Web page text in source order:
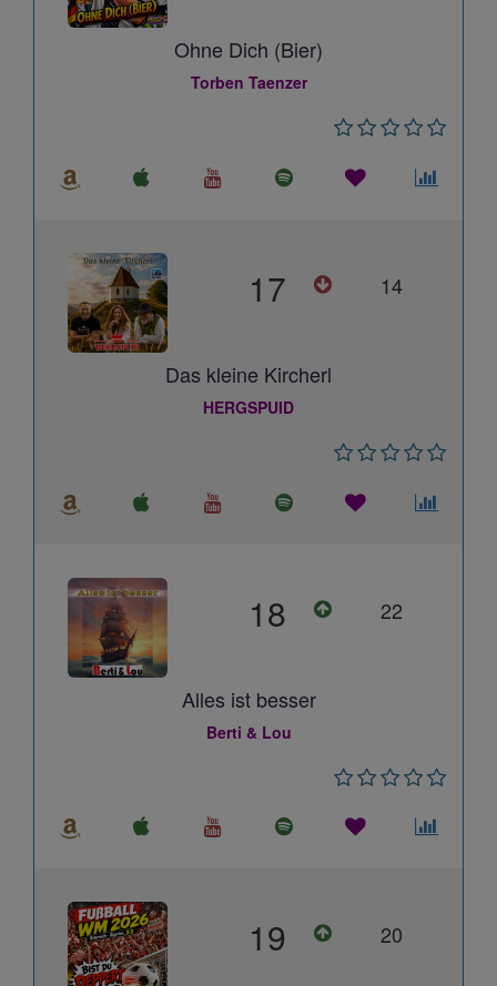
Ohne Dich (Bier)
Torben Taenzer
17 14
Das kleine Kircherl
HERGSPUID
18 22
Alles ist besser
Berti & Lou
19 20